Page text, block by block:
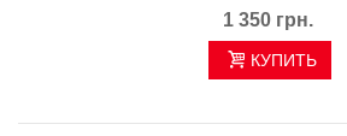
1 350 грн.
КУПИТЬ